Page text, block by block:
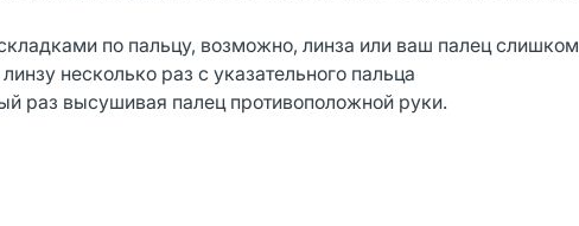
по пальцу, возможно, линза или ваш палец
несколько раз с указательного пальца
раз высушивая палец противоположной руки.